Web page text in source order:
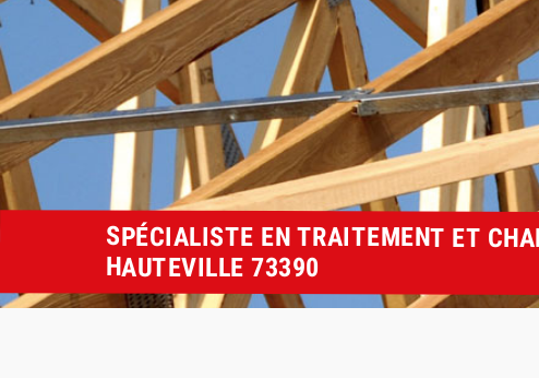
SPÉCIALISTE EN TRAITEMENT ET
HAUTEVILLE 73390